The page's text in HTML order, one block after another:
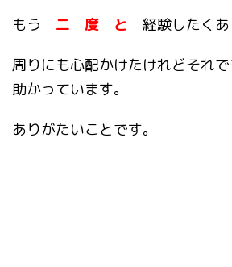
もう 二 度 と 経験したくあ
周りにも心配かけたけれどそれ
助かっています。
ありがたいことです。